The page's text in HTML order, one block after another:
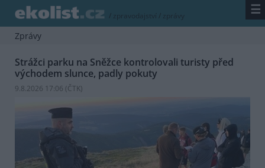
/ zpravodajství / zprávy ☰
Zprávy
Strážci parku na Sněžce kontrolovali turisty před
východem slunce, padly pokuty
9.8.2026 17:06 (ČTK)